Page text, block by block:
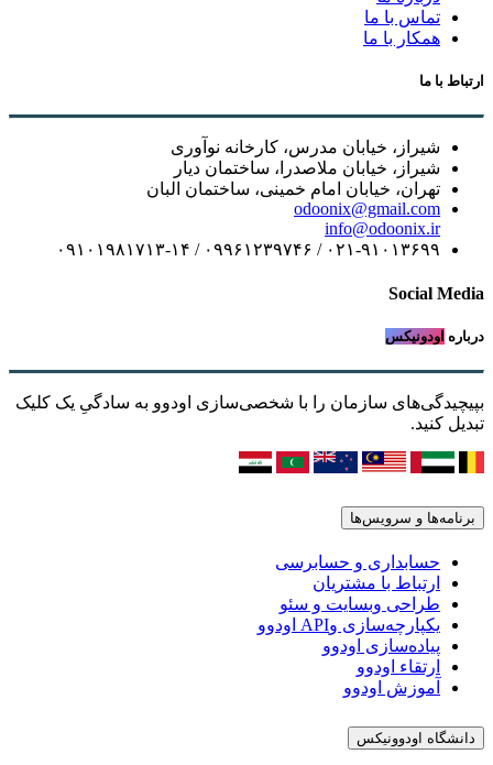
تماس با ما
همکار با ما
ارتباط با ما
شیراز، خیابان مدرس، کارخانه نوآوری
شیراز، خیابان ملاصدرا، ساختمان دیار
تهران، خیابان امام خمینی، ساختمان البان
odoonix@gmail.com
info@odoonix.ir
۰۲۱-۹۱۰۱۳۶۹۹ / ۰۹۹۶۱۲۳۹۷۴۶ / ۰۹۱۰۱۹۸۱۷۱۳-۱۴
Social Media
درباره اودونیکس
بپیچیدگی‌های سازمان را با شخصی‌سازی اودوو به سادگیِ یک کلیک
تبدیل کنید.
برنامه‌ها و سرویس‌ها
حسابداری و حسابرسی
ارتباط با مشتریان
طراحی وبسایت و سئو
یکپارچه‌سازی وAPI اودوو
پیاده‌سازی اودوو
ارتقاء اودوو
آموزش اودوو
دانشگاه اودوونیکس